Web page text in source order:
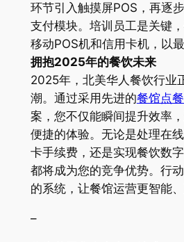
环节引入触摸屏POS，再逐
支付模块。培训员工是关键
移动POS机和信用卡机，以最
拥抱2025年的餐饮未来
2025年，北美华人餐饮行业
潮。通过采用先进的餐馆点
案，您不仅能瞬间提升效率
便捷的体验。无论是处理在
卡手续费，还是实现餐饮数
都将成为您的竞争优势。行
的系统，让餐馆运营更智能、
–